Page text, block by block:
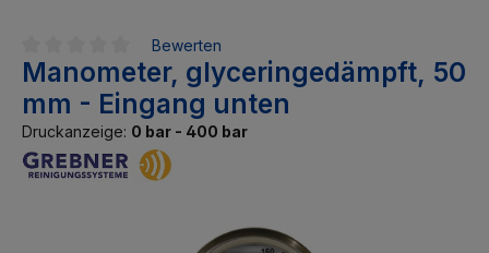
Durchschnittliche Bewertung von 0 von 5 Sternen
Bewerten
Manometer, glyceringedämpft, 50
mm - Eingang unten
Druckanzeige: 0 bar - 400 bar